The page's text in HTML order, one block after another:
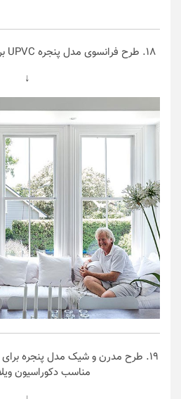
۱۸. طرح فرانسوی مدل پنجره UPVC برای باغ و ویلا سفید رنگ
↓
مناسب دکوراسیون